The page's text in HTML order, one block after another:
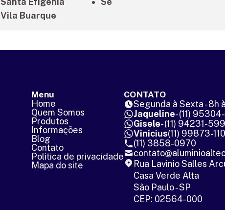
Vila Buarque
Menu
Home
Quem Somos
Produtos
Informações
Blog
Contato
Política de privacidade
Mapa do site
CONTATO
Segunda à Sexta - 8h
Jaqueline- (11)
Gisele- (11) 94231-
Vinicius(11) 99873-
(11) 3858-0970
Rua Lavinio Salles
Casa Verde Alta
São Paulo - SP
CEP: 02564-000